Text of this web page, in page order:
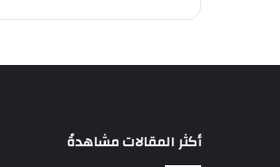
أكثر المقالات مشاهدةً